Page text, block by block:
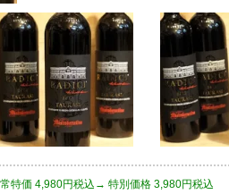
特価 4,980円税込→ 特別価格 3,980円税込